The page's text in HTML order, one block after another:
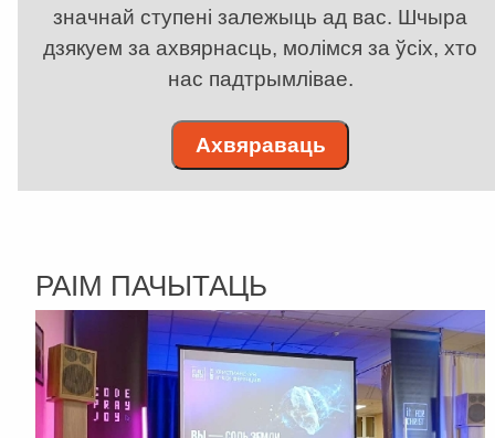
значнай ступені залежыць ад вас. Шчыра
дзякуем за ахвярнасць, молімся за ўсіх, хто
нас падтрымлівае.
Ахвяраваць
РАІМ ПАЧЫТАЦЬ